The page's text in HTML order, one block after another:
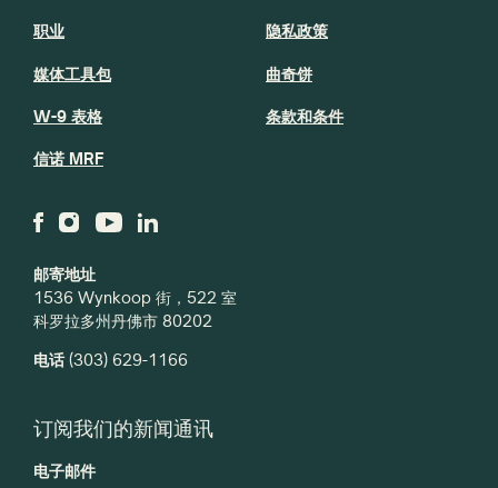
邮寄地址
1536 Wynkoop 街，522 室
科罗拉多州丹佛市 80202
电话(303) 629-1166
职业
媒体工具包
W-9 表格
信诺 MRF
隐私政策
曲奇饼
条款和条件
订阅我们的新闻通讯
电子邮件